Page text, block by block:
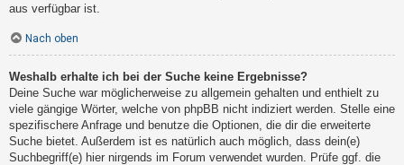
aus verfügbar ist.
Nach oben
Weshalb erhalte ich bei der Suche keine Ergebnisse?
Deine Suche war möglicherweise zu allgemein gehalten und enthielt zu
viele gängige Wörter, welche von phpBB nicht indiziert werden. Stelle eine
spezifischere Anfrage und benutze die Optionen, die dir die erweiterte
Suche bietet. Außerdem ist es natürlich auch möglich, dass dein(e)
Suchbegriff(e) hier nirgends im Forum verwendet wurden. Prüfe ggf. die